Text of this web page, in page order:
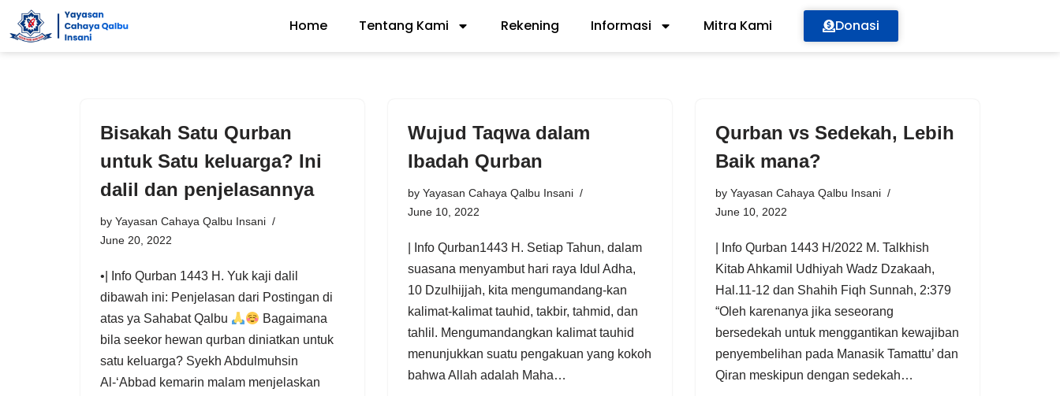
Skip
Home Tentang Kami Rekening Informasi Mitra Kami Donasi
Bisakah Satu Qurban
untuk Satu keluarga? Ini
dalil dan penjelasannya
by Yayasan Cahaya Qalbu Insani
June 20, 2022
•| Info Qurban 1443 H. Yuk kaji dalil
dibawah ini: Penjelasan dari Postingan di
atas ya Sahabat Qalbu
Bagaimana
bila seekor hewan qurban diniatkan untuk
satu keluarga? Syekh Abdulmuhsin
Al-‘Abbad kemarin malam menjelaskan
Wujud Taqwa dalam
Ibadah Qurban
by Yayasan Cahaya Qalbu Insani
June 10, 2022
| Info Qurban1443 H. Setiap Tahun, dalam
suasana menyambut hari raya Idul Adha,
10 Dzulhijjah, kita mengumandang-kan
kalimat-kalimat tauhid, takbir, tahmid, dan
tahlil. Mengumandangkan kalimat tauhid
menunjukkan suatu pengakuan yang kokoh
bahwa Allah adalah Maha…
Qurban vs Sedekah, Lebih
Baik mana?
by Yayasan Cahaya Qalbu Insani
June 10, 2022
| Info Qurban 1443 H/2022 M. Talkhish
Kitab Ahkamil Udhiyah Wadz Dzakaah,
Hal.11-12 dan Shahih Fiqh Sunnah, 2:379
“Oleh karenanya jika seseorang
bersedekah untuk menggantikan kewajiban
penyembelihan pada Manasik Tamattu’ dan
Qiran meskipun dengan sedekah…